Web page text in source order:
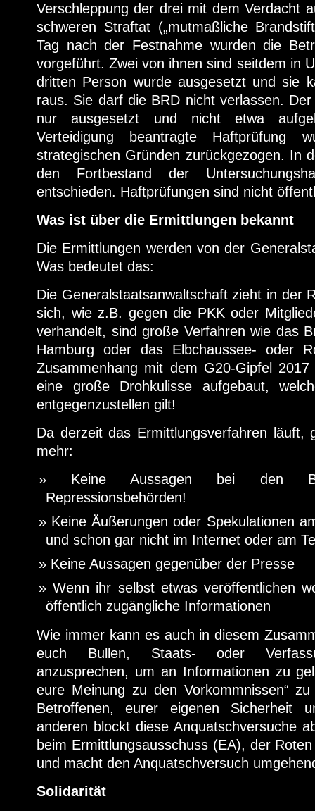
Verschleppung der drei mit dem Verdacht
schweren Straftat („mutmaßliche
Tag nach der Festnahme wurden die
vorgeführt. Zwei von ihnen sind seitdem in
dritten Person wurde ausgesetzt und sie
raus. Sie darf die BRD nicht verlassen.
nur ausgesetzt und nicht etwa
Verteidigung beantragte Haftprüfung
strategischen Gründen zurückgezogen. In
den Fortbestand der
entschieden. Haftprüfungen sind nicht
Was ist über die Ermittlungen bekannt
Die Ermittlungen werden von der
Was bedeutet das:
Die Generalstaatsanwaltschaft zieht in der
sich, wie z.B. gegen die PKK oder
verhandelt, sind große Verfahren wie das
Hamburg oder das Elbchaussee- oder
Zusammenhang mit dem G20-Gipfel
eine große Drohkulisse aufgebaut,
entgegenzustellen gilt!
Da derzeit das Ermittlungsverfahren läuft,
mehr:
Keine Aussagen bei den
Repressionsbehörden!
Keine Äußerungen oder Spekulationen
und schon gar nicht im Internet oder am
Keine Aussagen gegenüber der Presse
Wenn ihr selbst etwas veröffentlichen
öffentlich zugängliche Informationen
Wie immer kann es auch in diesem
euch Bullen, Staats- oder
anzusprechen, um an Informationen zu
eure Meinung zu den Vorkommnissen“
Betroffenen, eurer eigenen Sicherheit
anderen blockt diese Anquatschversuche
beim Ermittlungsausschuss (EA), der
und macht den Anquatschversuch
Solidarität